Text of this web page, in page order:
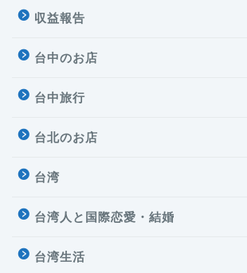
収益報告
台中のお店
台中旅行
台北のお店
台湾
台湾人と国際恋愛・結婚
台湾生活